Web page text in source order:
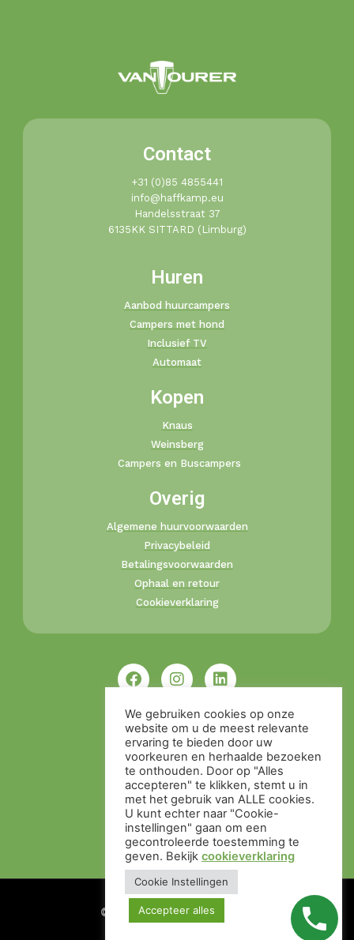
Contact
+31 (0)85 4855441​
info@haffkamp.eu​
Handelsstraat 37
6135KK SITTARD (Limburg)
Huren
Aanbod huurcampers
Campers met hond
Inclusief TV
Automaat
Kopen
Knaus
Weinsberg
Campers en Buscampers
Overig
Algemene huurvoorwaarden
Privacybeleid
Betalingsvoorwaarden
Ophaal en retour
Cookieverklaring
© Alle rechten voorbehouden
We gebruiken cookies op onze
website om u de meest relevante
ervaring te bieden door uw
voorkeuren en herhaalde bezoeken
te onthouden. Door op "Alles
accepteren" te klikken, stemt u in
met het gebruik van ALLE cookies.
U kunt echter naar "Cookie-
instellingen" gaan om een ​​
gecontroleerde toestemming te
geven. Bekijk cookieverklaring
Cookie Instellingen
Accepteer alles